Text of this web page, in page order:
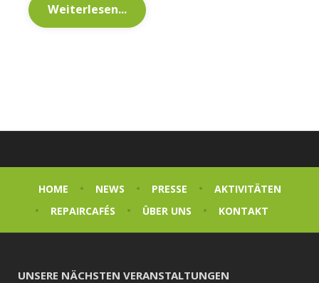
Weiterlesen...
HOME NEWS PRESSE
AKTIVITÄTEN
REPAIRCAFÉS
ÜBER UNS KONTAKT
UNSERE NÄCHSTEN VERANSTALTUNGEN